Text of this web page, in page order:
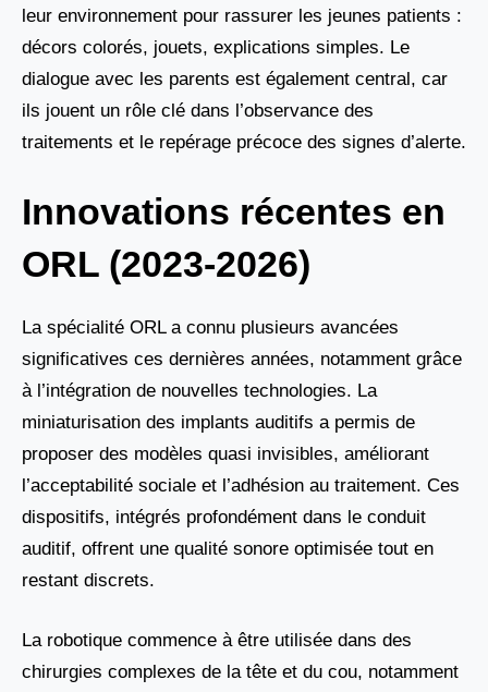
leur environnement pour rassurer les jeunes patients :
décors colorés, jouets, explications simples. Le
dialogue avec les parents est également central, car
ils jouent un rôle clé dans l’observance des
traitements et le repérage précoce des signes d’alerte.
Innovations récentes en
ORL (2023-2026)
La spécialité ORL a connu plusieurs avancées
significatives ces dernières années, notamment grâce
à l’intégration de nouvelles technologies. La
miniaturisation des implants auditifs a permis de
proposer des modèles quasi invisibles, améliorant
l’acceptabilité sociale et l’adhésion au traitement. Ces
dispositifs, intégrés profondément dans le conduit
auditif, offrent une qualité sonore optimisée tout en
restant discrets.
La robotique commence à être utilisée dans des
chirurgies complexes de la tête et du cou, notamment